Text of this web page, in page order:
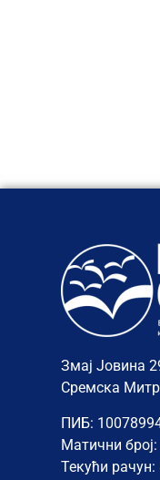
Змај Јовина
Сремска
ПИБ:
Матични
Текући